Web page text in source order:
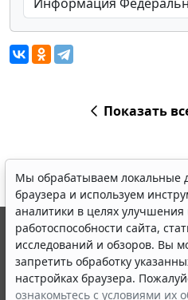
Показать
Мы обрабатываем локальные
браузера и используем
аналитики в целях улучшения
работоспособности сайта,
исследований и обзоров. Вы
запретить обработку
настройках браузера.
ознакомьтесь с условиями их
© ООО "НПП "ГАРАНТ-СЕРВИС",
выпускается с 1990 года.
являются участниками
информации ГАРАНТ.